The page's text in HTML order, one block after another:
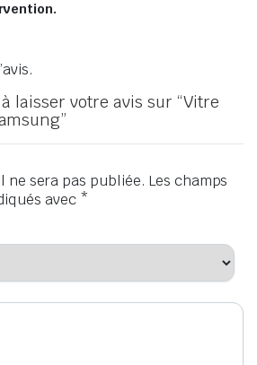
laisser votre avis sur “Vitre
ne sera pas publiée. Les champs
avec *